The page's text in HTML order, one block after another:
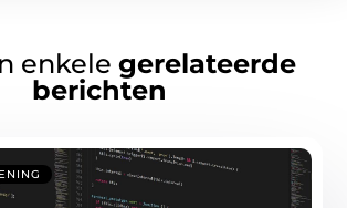
enkele gerelateerde
berichten